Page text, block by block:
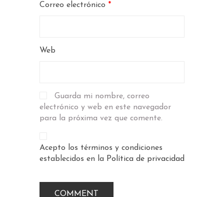
Correo electrónico *
Web
Guarda mi nombre, correo
electrónico y web en este navegador
para la próxima vez que comente.
Acepto los términos y condiciones
establecidos en la Política de privacidad